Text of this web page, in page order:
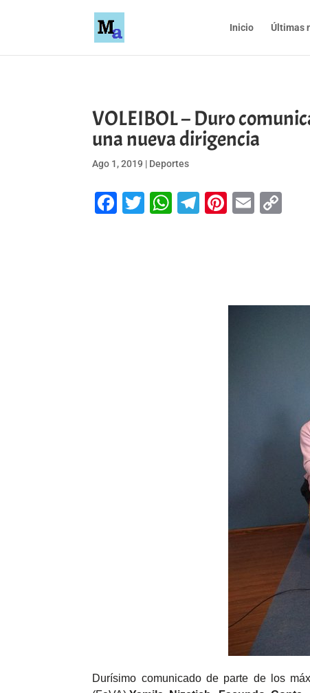
Inicio Últimas
VOLEIBOL – Duro
una nueva dirigencia
Ago 1, 2019 | Deportes
Facebook
Twitter
WhatsApp
Telegram
Pinterest
Email
Durísimo comunicado de parte de los